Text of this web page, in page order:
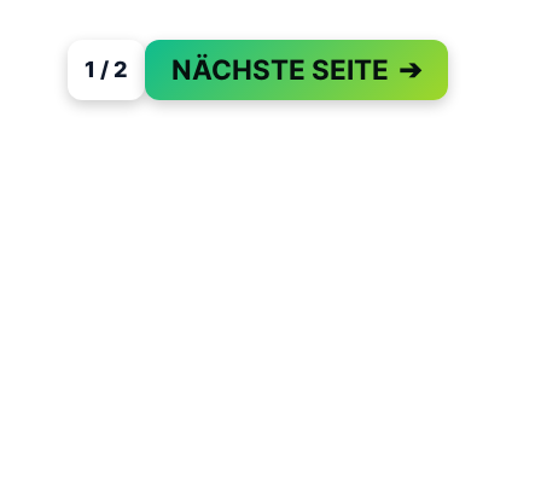
1 / 2 NÄCHSTE SEITE ➔
PAGE 1 OF 2